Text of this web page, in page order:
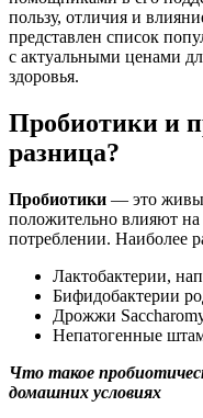
пользу, отличия и
представлен список
с актуальными ценами
здоровья.
Пробиотики и
разница?
Пробиотики — это
положительно влияют
потреблении. Наиболее
Лактобактерии,
Бифидобактерии
Дрожжи
Непатогенные
Что такое
домашних условиях